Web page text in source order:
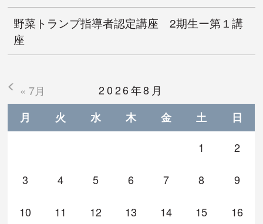
野菜トランプ指導者認定講座 2期生ー第１講
座
2026年8月
月
火 水 木 金 土 日
« 7月
1 2
3 4 5 6 7 8 9
10 11 12 13 14 15 16